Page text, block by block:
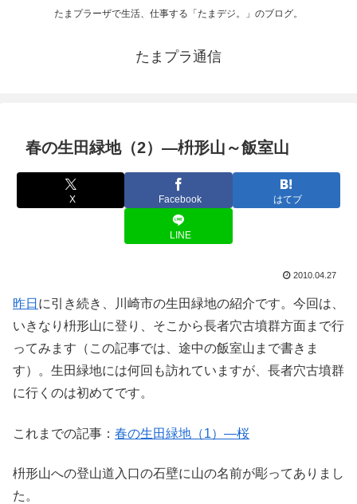
たまプラーザで生活、仕事する「たまデジ。」のブログ。
たまプラ通信
春の生田緑地（2）―枡形山～飯室山
X Facebook はてブ
LINE
2010.04.27
昨日 に引き続き、川崎市の生田緑地の紹介です。今回は、
いきなり枡形山に登り、そこから長者穴古墳群方面まで行
ってみます（この記事では、途中の飯室山まで書きま
す）。生田緑地には何回も訪れていますが、長者穴古墳群
に行くのは初めてです。
これまでの記事： 春の生田緑地（1）―桜
枡形山への登山道入口の石壁に山の名前が彫ってありまし
た。